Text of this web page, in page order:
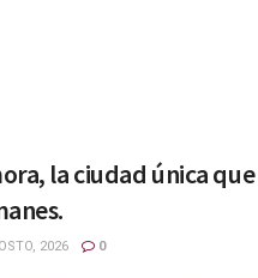
la ciudad única
2026 0